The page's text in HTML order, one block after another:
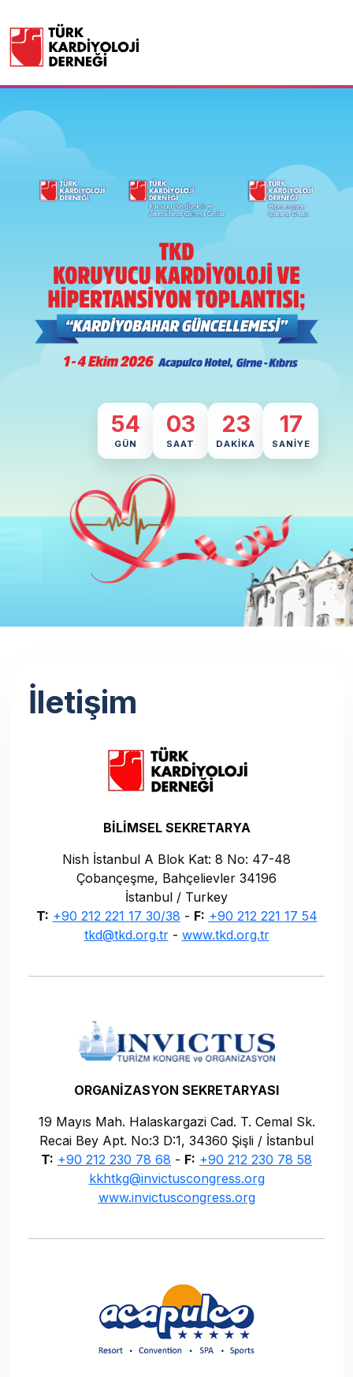
54
GÜN
03
SAAT
23
DAKIKA
17
SANIYE
İletişim
BİLİMSEL SEKRETARYA
Nish İstanbul A Blok Kat: 8 No: 47-48
Çobançeşme, Bahçelievler 34196
İstanbul / Turkey
T: +90 212 221 17 30/38 - F: +90 212 221 17 54
tkd@tkd.org.tr- www.tkd.org.tr
ORGANİZASYON SEKRETARYASI
19 Mayıs Mah. Halaskargazi Cad. T. Cemal Sk.
Recai Bey Apt. No:3 D:1, 34360 Şişli / İstanbul
T: +90 212 230 78 68 - F: +90 212 230 78 58
kkhtkg@invictuscongress.org
www.invictuscongress.org